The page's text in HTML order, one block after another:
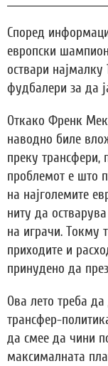
Според
европски
оствари
фудбалери за да
Откако Френк
наводно биле
преку трансфери,
проблемот е што
на најголемите
ниту да
на играчи. Токму
приходите и
принудено да
Ова лето треба
трансфер-
да смее да чини
максималната